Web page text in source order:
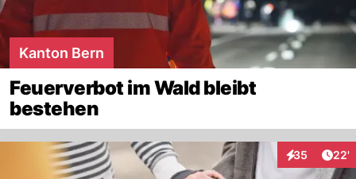
Kanton Bern
Feuerverbot im Wald bleibt
bestehen
35
Interaktionen
22'